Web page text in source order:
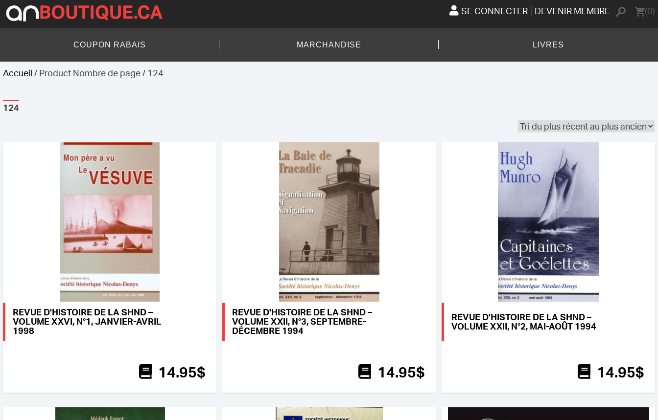
Skip
to
content
SE CONNECTER DEVENIR MEMBRE (0)
COUPON RABAIS MARCHANDISE LIVRES
Accueil / Product Nombre de page / 124
124
REVUE D'HISTOIRE DE LA SHND –
VOLUME XXVI, N°1, JANVIER-AVRIL
1998
14.95$
REVUE D'HISTOIRE DE LA SHND –
VOLUME XXII, N°3, SEPTEMBRE-
DÉCEMBRE 1994
14.95$
REVUE D'HISTOIRE DE LA SHND –
VOLUME XXII, N°2, MAI-AOÛT 1994
14.95$